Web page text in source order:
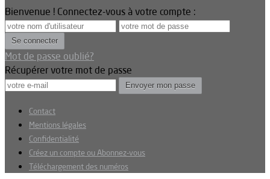
Bienvenue ! Connectez-vous à votre compte :
Mot de passe oublié?
Récupérer votre mot de passe
Contact
Mentions légales
Confidentialité
Créez un compte ou Abonnez-vous
Téléchargement des numéros